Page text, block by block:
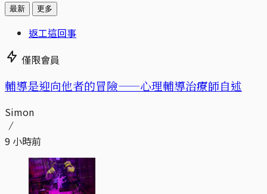
最新 更多
返工這回事
僅限會員
輔導是迎向他者的冒險——心理輔導治療師自述
Simon
9 小時前